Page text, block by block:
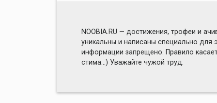
NOOBIA.RU — достижения, трофеи и
уникальны и написаны специально для
информации запрещено. Правило
стима...) Уважайте чужой труд.